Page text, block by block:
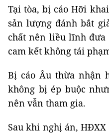
Tại tòa, bị cáo Hỡi
sản lượng đánh bắt
chất nên liều lĩnh
cam kết không tái
Bị cáo Âu thừa nhận
không bị ép buộc
nên vẫn tham gia.
Sau khi nghị án,